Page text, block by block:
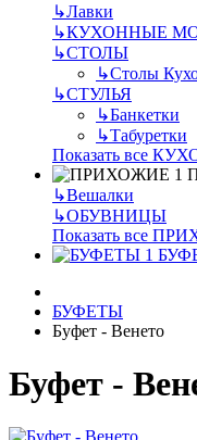
↳Лавки
↳КУХОННЫЕ
↳СТОЛЫ
↳Столы
↳СТУЛЬЯ
↳Банкетки
↳Табуретки
Показать все
↳Вешалки
↳ОБУВНИЦЫ
Показать все
БУФЕТЫ
Буфет - Венето
Буфет -